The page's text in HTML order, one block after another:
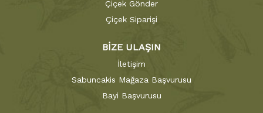
Çiçek Gönder
Çiçek Siparişi
BİZE ULAŞIN
İletişim
Sabuncakis Mağaza Başvurusu
Bayi Başvurusu